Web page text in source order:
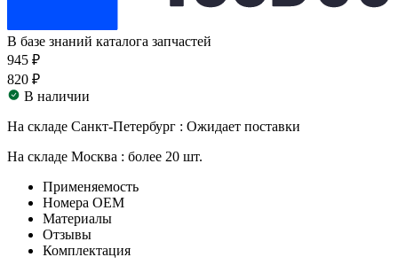
В базе знаний каталога запчастей
945 ₽
820 ₽
В наличии
На складе Санкт-Петербург : Ожидает поставки
На складе Москва : более 20 шт.
Применяемость
Номера ОЕМ
Материалы
Отзывы
Комплектация